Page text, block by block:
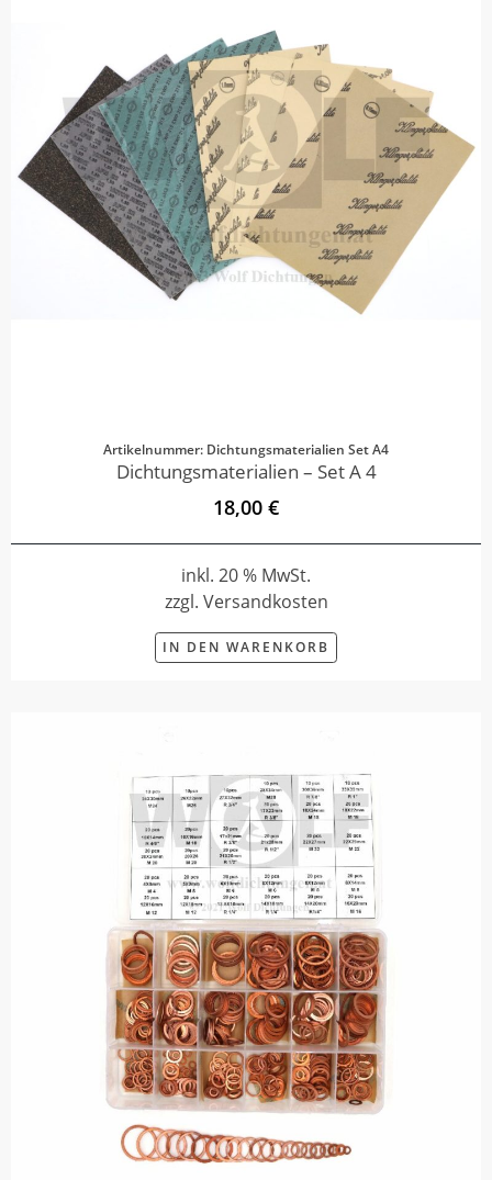
Artikelnummer: Dichtungsmaterialien Set A4
Dichtungsmaterialien – Set A 4
18,00 €
inkl. 20 % MwSt.
zzgl. Versandkosten
IN DEN WARENKORB